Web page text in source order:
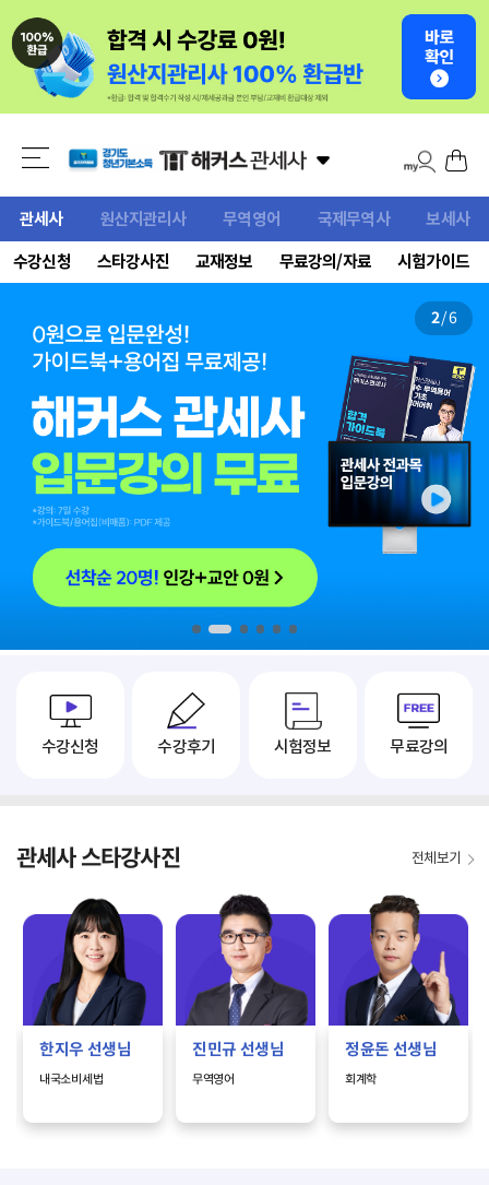
관세사 원산지관리사 무역영어 국제무역사 보세사
수강신청 스타강사진 교재정보 무료강의/자료 시험가이드
1 2 3 4 5 6
2/6
수강신청 수강후기 시험정보 무료강의
관세사 스타강사진 전체보기
한지우 선생님
내국소비세법
진민규 선생님
무역영어
정윤돈 선생님
회계학